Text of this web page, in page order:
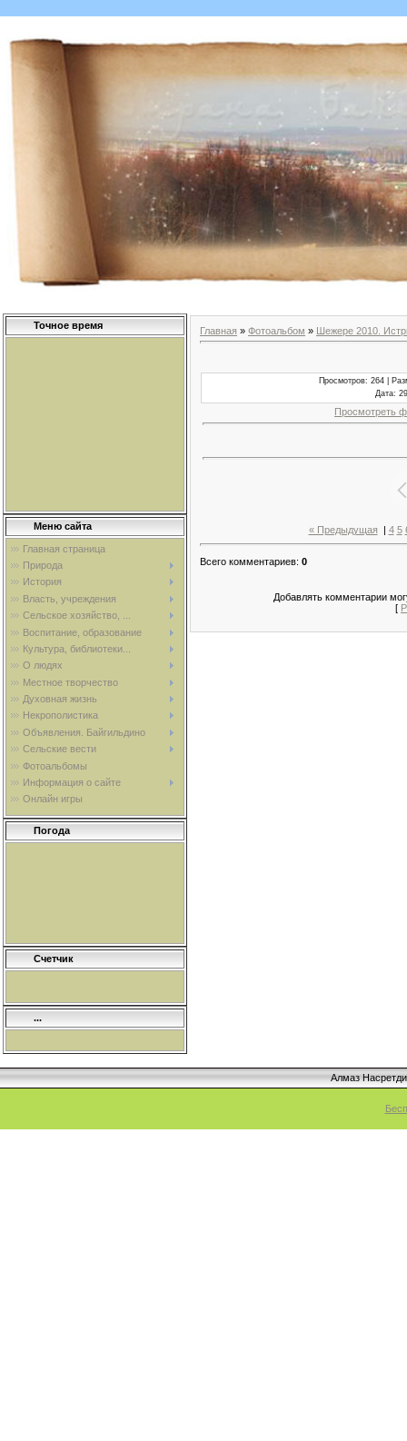
Точное время
Меню сайта
Главная страница
Природа
История
Власть, учреждения
Сельское хозяйство, ...
Воспитание, образование
Культура, библиотеки...
О людях
Местное творчество
Духовная жизнь
Некрополистика
Объявления. Байгильдино
Сельские вести
Фотоальбомы
Информация о сайте
Онлайн игры
Погода
Счетчик
...
Главная » Фотоальбом » Шежере 2010.
Просмотров: 264 |
Дата:
Просмотреть
« Предыдущая 4 5
Всего комментариев: 0
Добавлять комментарии
[
Алмаз